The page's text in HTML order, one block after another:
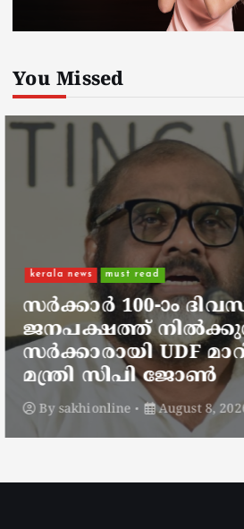
You Missed
kerala news must read
നാടെങ്ങും പൊലീസ്
ചായകുടിക്കാൻ
അർജുൻ ആയങ്കി;
സഞ്ചരിക്കുന്നത്
മാറ്റി
Bysakhionline August 8,